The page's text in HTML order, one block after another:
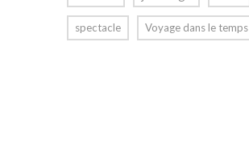
spectacle Voyage dans le temps